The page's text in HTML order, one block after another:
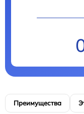
Преимущества